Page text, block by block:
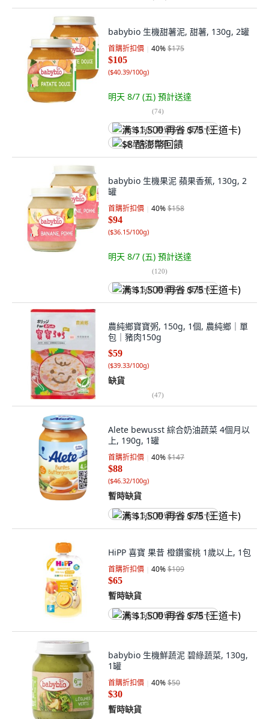
babybio 生機甜薯泥, 甜薯, 130g, 2罐
首購折扣價 40%$175
$105
($40.39/100g)
明天 8/7 (五) 預計送達
(74)
满 $1,500 再省 $75 (王道卡)
$8 酷澎幣回饋
babybio 生機果泥 蘋果香蕉, 130g, 2
罐
首購折扣價 40%$158
$94
($36.15/100g)
明天 8/7 (五) 預計送達
(120)
满 $1,500 再省 $75 (王道卡)
農純鄉寶寶粥, 150g, 1個, 農純鄉｜單
包｜豬肉150g
$59
($39.33/100g)
缺貨
(47)
Alete bewusst 綜合奶油蔬菜 4個月以
上, 190g, 1罐
首購折扣價 40%$147
$88
($46.32/100g)
暫時缺貨
满 $1,500 再省 $75 (王道卡)
HiPP 喜寶 果昔 橙鑽蜜桃 1歲以上, 1包
首購折扣價 40%$109
$65
暫時缺貨
满 $1,500 再省 $75 (王道卡)
babybio 生機鮮蔬泥 碧綠蔬菜, 130g,
1罐
首購折扣價 40%$50
$30
暫時缺貨